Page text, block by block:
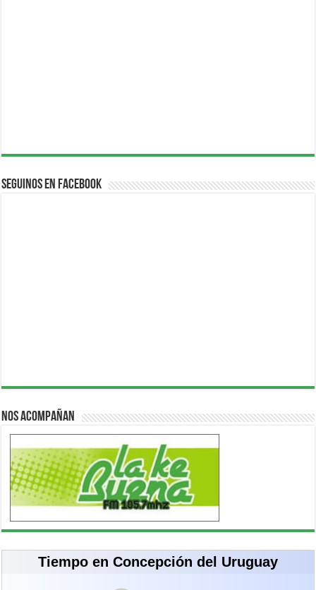
Seguinos en Facebook
Nos acompañan
Tiempo en Concepción del Uruguay